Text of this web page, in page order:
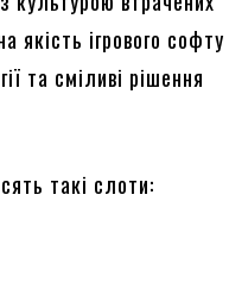
якість ігрового
та сміливі рішення
такі слоти: